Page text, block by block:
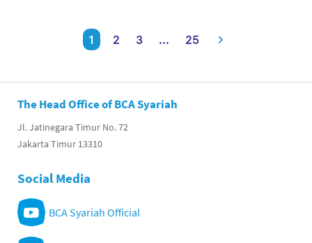
1 2 3 ... 25
The Head Office of BCA Syariah
Jl. Jatinegara Timur No. 72
Jakarta Timur 13310
Social Media
BCA Syariah Official